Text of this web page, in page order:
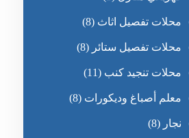
محلات تفصيل اثاث (8)
محلات تفصيل ستائر (8)
محلات تنجيد كنب (11)
معلم أصباغ وديكورات (8)
نجار (8)